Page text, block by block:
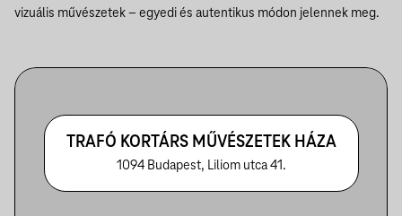
vizuális művészetek – egyedi és autentikus módon jelennek meg.
TRAFÓ KORTÁRS MŰVÉSZETEK HÁZA
1094 Budapest, Liliom utca 41.